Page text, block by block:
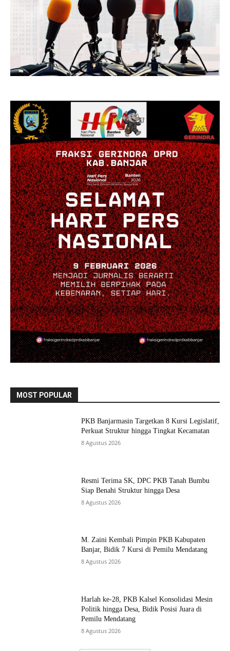
MOST POPULAR
PKB Banjarmasin Targetkan 8 Kursi Legislatif,
Perkuat Struktur hingga Tingkat Kecamatan
8 Agustus 2026
Resmi Terima SK, DPC PKB Tanah Bumbu
Siap Benahi Struktur hingga Desa
8 Agustus 2026
M. Zaini Kembali Pimpin PKB Kabupaten
Banjar, Bidik 7 Kursi di Pemilu Mendatang
8 Agustus 2026
Harlah ke-28, PKB Kalsel Konsolidasi Mesin
Politik hingga Desa, Bidik Posisi Juara di
Pemilu Mendatang
8 Agustus 2026